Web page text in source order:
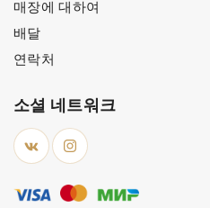
매장에 대하여
배달
연락처
소셜 네트워크